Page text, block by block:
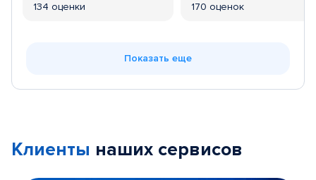
134 оценки 170 оценок
Показать еще
Клиенты наших сервисов